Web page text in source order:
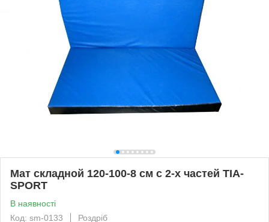
Мат складной 120-100-8 см с 2-х частей TIA-
SPORT
В наявності
Код: sm-0133
Роздріб